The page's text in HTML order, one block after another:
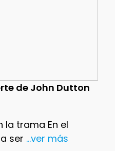
de John Dutton
la trama En el
ser ...ver más